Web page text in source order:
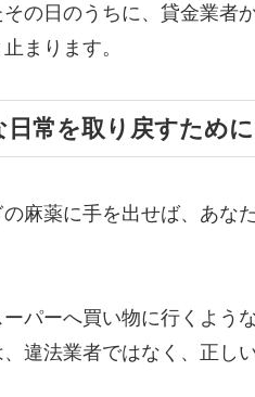
の日のうちに、貸金業者
まります。
日常を取り戻すために
の麻薬に手を出せば、あな
パーへ買い物に行くよう
違法業者ではなく、正し